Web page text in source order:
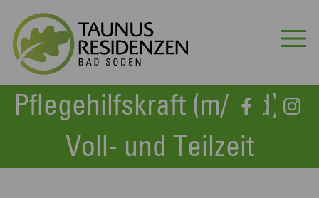
Pflegehilfskraft (m/w/d) in
Voll- und Teilzeit